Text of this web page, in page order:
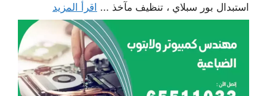
استبدال بور سبلاي ، تنظيف مآخذ ... اقرأ المزيد